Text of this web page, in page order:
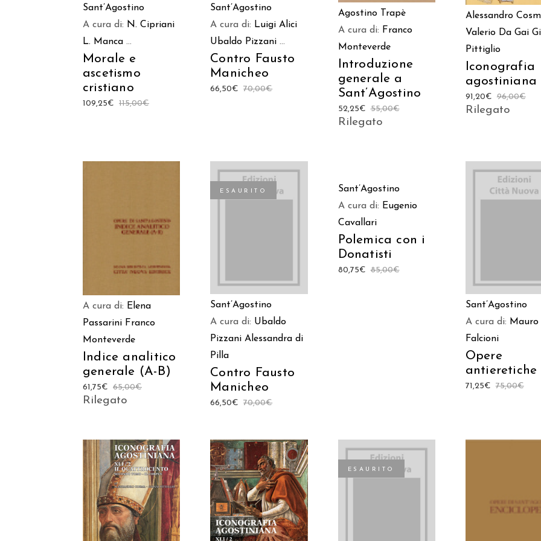
Sant’Agostino
A cura di: N. Cipriani
L. Manca ...
Morale e
ascetismo
cristiano
115,00€
109,25€
Sant’Agostino
A cura di: Luigi Alici
Ubaldo Pizzani ...
Contro Fausto
Manicheo
70,00€
66,50€
Agostino Trapè
A cura di: Franco
Monteverde
Introduzione
generale a
Sant’Agostino
55,00€
52,25€
Rilegato
Alessandro
Valerio Da Gai
Pittiglio
Iconografia
agostiniana
96,00€
91,20€
Rilegato
AGGIUNGI AL
CARRELLO
A cura di: Elena
Passarini Franco
Monteverde
Indice analitico
generale (A-B)
65,00€
61,75€
Rilegato
ESAURITO
Sant’Agostino
A cura di: Ubaldo
Pizzani Alessandra di
Pilla
Contro Fausto
Manicheo
70,00€
66,50€
AGGIUNGI AL
CARRELLO
Sant’Agostino
A cura di: Eugenio
Cavallari
Polemica con i
Donatisti
85,00€
80,75€
Sant’Agostino
A cura di: Mauro
Falcioni
Opere
antieretiche
75,00€
71,25€
AGGIUNGI AL
CARRELLO
AGGIUNGI AL
CARRELLO
ESAURITO
AGGIUNGI AL